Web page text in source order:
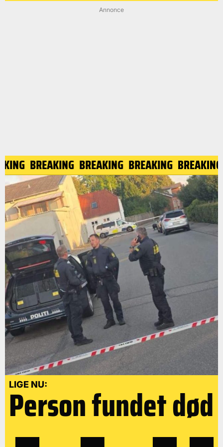
Annonce
BREAKING BREAKING BREAKING
LIGE NU:
Person fundet død